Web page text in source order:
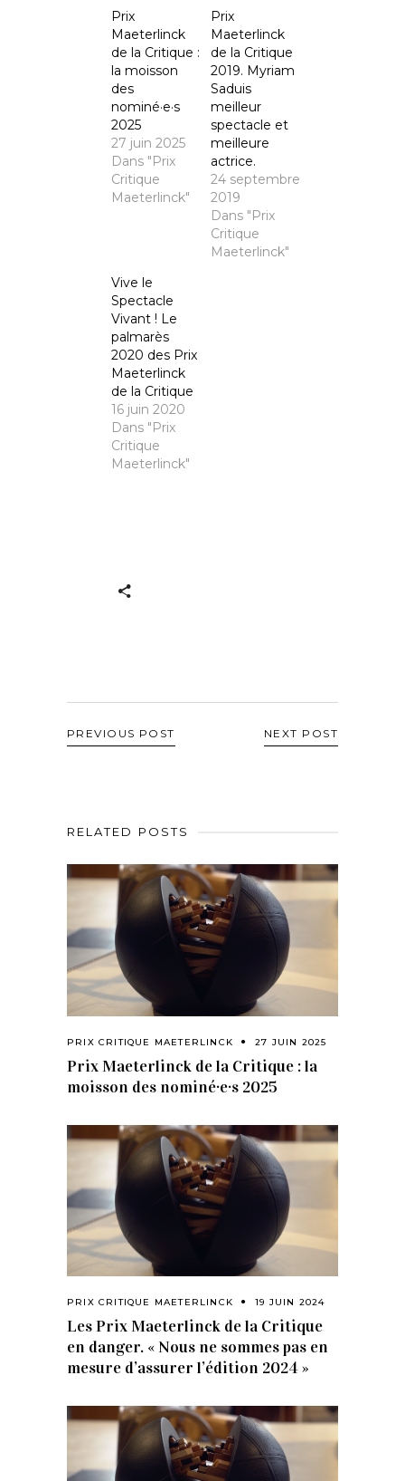
Prix
Maeterlinck
de la Critique :
la moisson
des
nominé·e·s
2025
27 juin 2025
Dans "Prix
Critique
Maeterlinck"
Prix
Maeterlinck
de la Critique
2019. Myriam
Saduis
meilleur
spectacle et
meilleure
actrice.
24 septembre
2019
Dans "Prix
Critique
Maeterlinck"
Vive le
Spectacle
Vivant ! Le
palmarès
2020 des Prix
Maeterlinck
de la Critique
16 juin 2020
Dans "Prix
Critique
Maeterlinck"
PREVIOUS POST NEXT POST
RELATED POSTS
PRIX CRITIQUE MAETERLINCK 27 JUIN 2025
Prix Maeterlinck de la Critique : la
moisson des nominé·e·s 2025
PRIX CRITIQUE MAETERLINCK 19 JUIN 2024
Les Prix Maeterlinck de la Critique
en danger. « Nous ne sommes pas en
mesure d’assurer l’édition 2024 »